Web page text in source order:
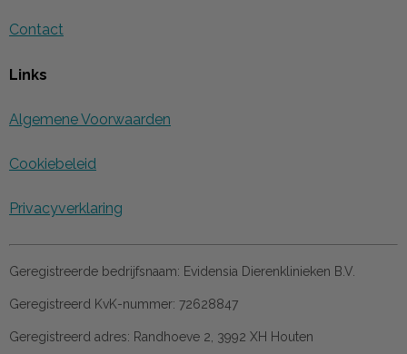
Contact
Links
Algemene Voorwaarden
Cookiebeleid
Privacyverklaring
Geregistreerde bedrijfsnaam: Evidensia Dierenklinieken B.V.
Geregistreerd KvK-nummer: 72628847
Geregistreerd adres: Randhoeve 2, 3992 XH Houten